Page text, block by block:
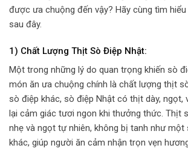
được ưa chuộng đến vậy? Hãy cùng tìm
sau đây.
1) Chất Lượng Thịt Sò Điệp Nhật:
Một trong những lý do quan trọng khiến sò
món ăn ưa chuộng chính là chất lượng thịt
sò điệp khác, sò điệp Nhật có thịt dày, ngọt,
lại cảm giác tươi ngon khi thưởng thức. Thịt
nhẹ và ngọt tự nhiên, không bị tanh như một
khác, giúp người ăn cảm nhận trọn vẹn